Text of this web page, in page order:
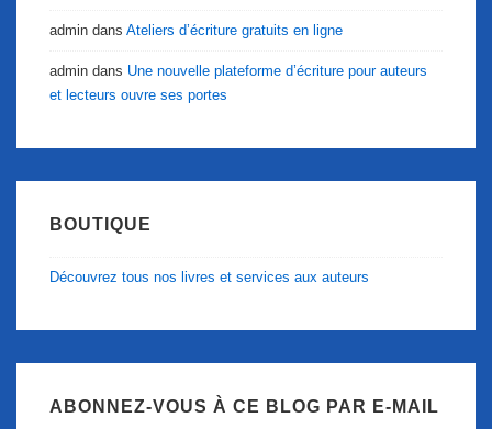
admin dans Ateliers d’écriture gratuits en ligne
admin dans Une nouvelle plateforme d’écriture pour auteurs
et lecteurs ouvre ses portes
BOUTIQUE
Découvrez tous nos livres et services aux auteurs
ABONNEZ-VOUS À CE BLOG PAR E-MAIL